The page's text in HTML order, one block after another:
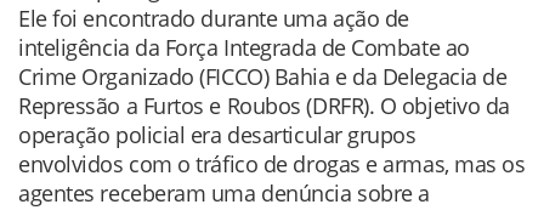
Ele foi encontrado durante uma ação de
inteligência da Força Integrada de Combate ao
Crime Organizado (FICCO) Bahia e da Delegacia de
Repressão a Furtos e Roubos (DRFR). O objetivo da
operação policial era desarticular grupos
envolvidos com o tráfico de drogas e armas, mas os
agentes receberam uma denúncia sobre a